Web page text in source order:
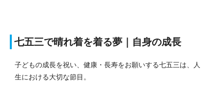
七五三で晴れ着を着る夢｜自身の成長
子どもの成長を祝い、健康・長寿をお願いする七五三は、人
生における大切な節目。